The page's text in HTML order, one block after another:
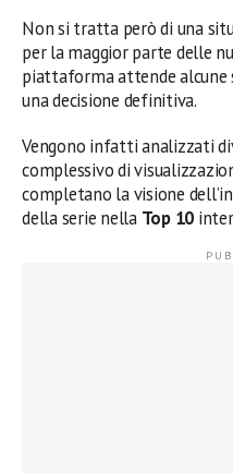
Non si tratta però di una
per la maggior parte delle
piattaforma attende alcune
una decisione definitiva.
Vengono infatti analizzati
complessivo di
completano la visione
della serie nella Top 10